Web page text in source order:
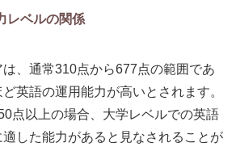
レベルの関係
、通常310点から677点の範囲であ
英語の運用能力が高いとされます。
点以上の場合、大学レベルでの英語
した能力があると見なされることが